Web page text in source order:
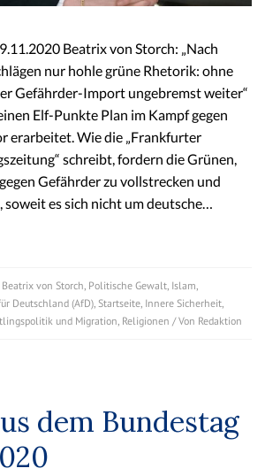
Beatrix von Storch: „Nach
nur hohle grüne Rhetorik: ohne
Gefährder-Import ungebremst weiter“
Elf-Punkte Plan im Kampf gegen
erarbeitet. Wie die „Frankfurter
schreibt, fordern die Grünen,
Gefährder zu vollstrecken und
soweit es sich nicht um deutsche…
Beatrix von Storch Politische Gewalt Islam
Deutschland (AfD) Startseite Innere Sicherheit
und Migration Religionen / Von Redaktion
dem Bundestag